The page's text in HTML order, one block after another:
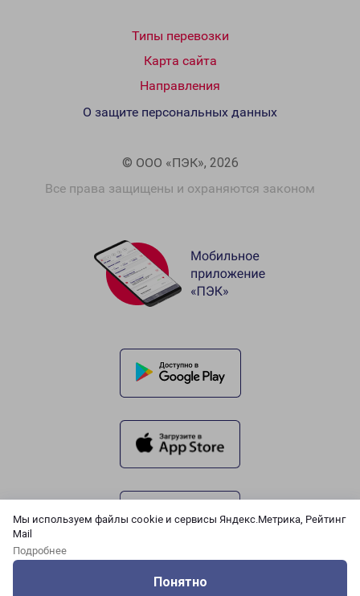
Мы используем файлы cookie и сервисы Яндекс.Метрика, Рейтинг
Mail
Подробнее
Понятно
Типы перевозки
Карта сайта
Направления
© ООО «ПЭК», 2026
Все права защищены и охраняются законом
О защите персональных данных